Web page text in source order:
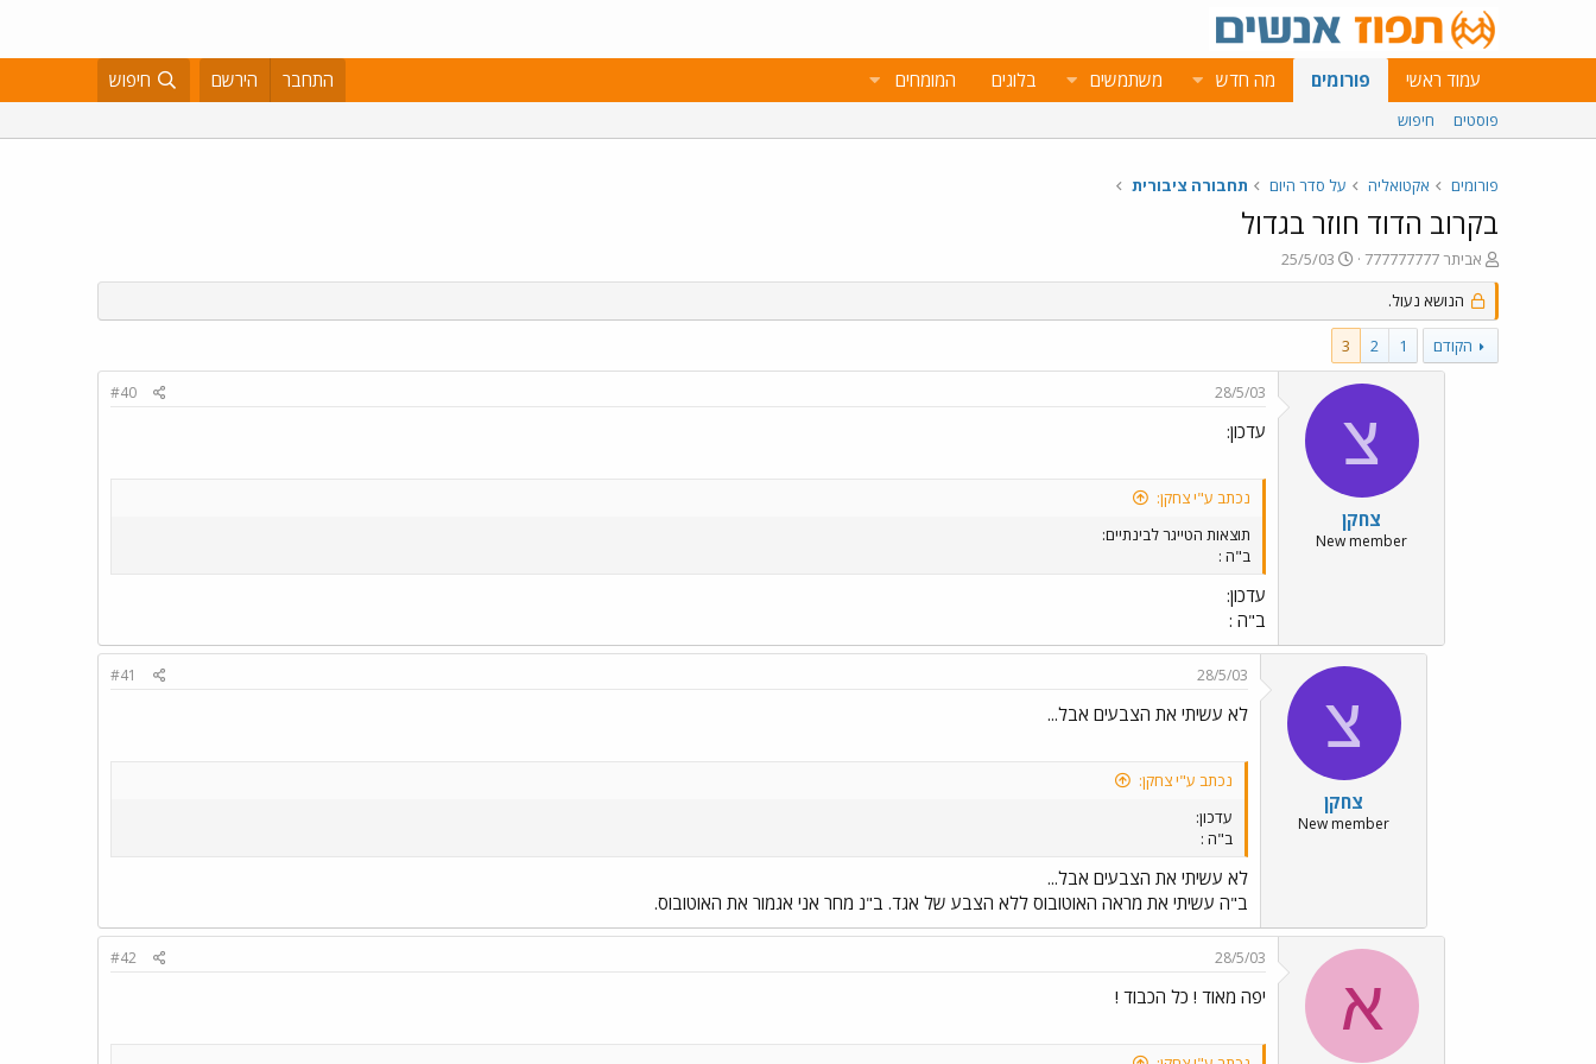
עמוד ראשי פורומים מה חדש משתמשים בלוגים המומחים התחבר הירשם חיפוש
פוסטים חיפוש
פורומים אקטואליה על סדר היום תחבורה ציבורית
בקרוב הדוד חוזר בגדול
פ
ו
ת
ח
ה
נ
אביתר 777777777
פ
ו
ס
ב
ת
25/5/03
הנושא נעול.
הקודם 1
2
3
צ
צחקן
New member
28/5/03
#40
עדכון:
נכתב ע"י צחקן:
תוצאות הטייגר לבינתיים:
ב"ה :
עדכון:
ב"ה :
צ
צחקן
New member
28/5/03
#41
לא עשיתי את הצבעים אבל...
נכתב ע"י צחקן:
עדכון:
ב"ה :
לא עשיתי את הצבעים אבל...
ב"ה עשיתי את מראה האוטובוס ללא הצבע של אגד. ב"נ מחר אני אגמור את האוטובוס.
א
28/5/03
#42
יפה מאוד ! כל הכבוד !